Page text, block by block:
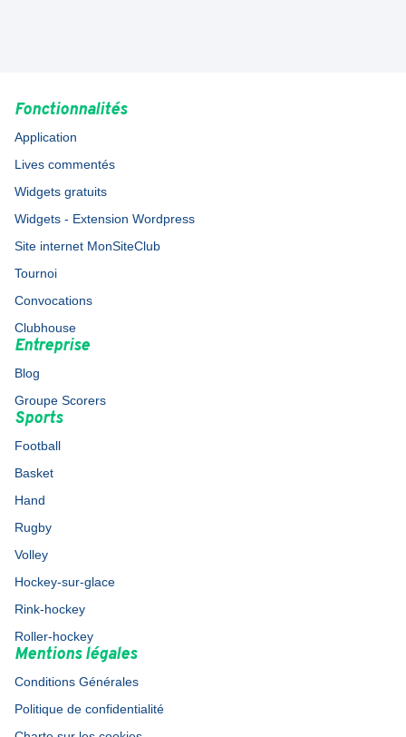
Fonctionnalités
Application
Lives commentés
Widgets gratuits
Widgets - Extension Wordpress
Site internet MonSiteClub
Tournoi
Convocations
Clubhouse
Entreprise
Blog
Groupe Scorers
Sports
Football
Basket
Hand
Rugby
Volley
Hockey-sur-glace
Rink-hockey
Roller-hockey
Mentions légales
Conditions Générales
Politique de confidentialité